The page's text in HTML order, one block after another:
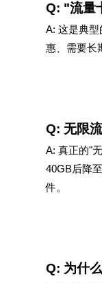
Q: "流量
A: 这是典
惠、需要长
Q: 无限
A: 真正的"
40GB后降
件。
Q: 为什